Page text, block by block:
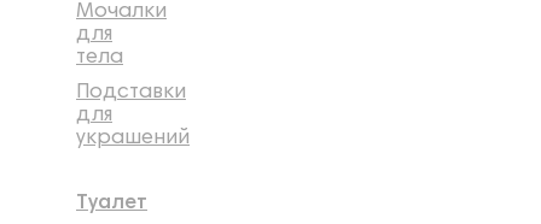
Мочалки
для
тела
Подставки
для
украшений
Туалет